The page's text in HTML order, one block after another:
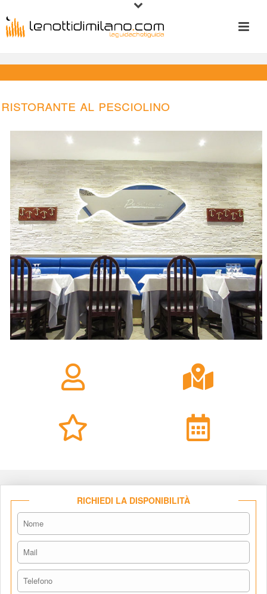
Ristorante Al Pesciolino
RICHIEDI LA DISPONIBILITÀ